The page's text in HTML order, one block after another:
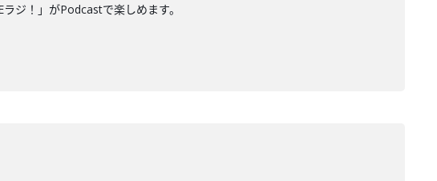
ジ！」がPodcastで楽しめます。